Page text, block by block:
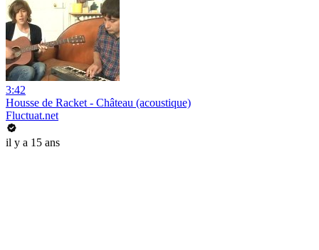
3:42
Housse de Racket - Château (acoustique)
Fluctuat.net
il y a 15 ans